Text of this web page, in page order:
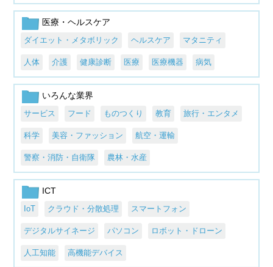
医療・ヘルスケア
ダイエット・メタボリック ヘルスケア マタニティ
人体 介護 健康診断 医療 医療機器 病気
いろんな業界
サービス フード ものつくり 教育 旅行・エンタメ
科学 美容・ファッション 航空・運輸
警察・消防・自衛隊 農林・水産
ICT
IoT クラウド・分散処理 スマートフォン
デジタルサイネージ パソコン ロボット・ドローン
人工知能 高機能デバイス